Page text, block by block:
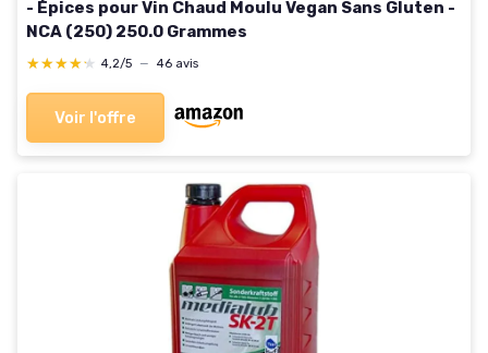
- Épices pour Vin Chaud Moulu Vegan Sans Gluten -
NCA (250) 250.0 Grammes
★★★★★
★★★★★ 4,2/5 — 46 avis
Voir l'offre